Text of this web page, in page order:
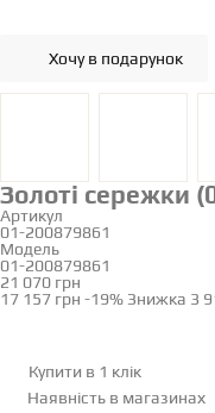
Хочу в подарунок
Золоті сережки
Артикул
01-200879861
Модель
01-200879861
21 070 грн
17 157 грн -19% Знижка 3
Купити в 1 клік
Наявність в магазинах